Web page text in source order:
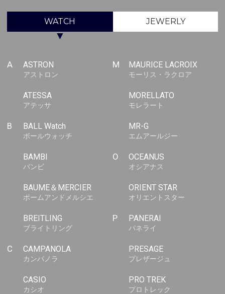
WATCH JEWERLY
▼
A ASTRON
アストロン
ATESSA
アテッサ
B BALL Watch
ボールウォッチ
BAMBI
バンビ
BAUME＆MERCIER
ボームアンドメルシエ
BREITLING
ブライトリング
C CAMPANOLA
カンパノラ
CASIO
カシオ
M MAURICE LACROIX
モーリス・ラクロア
MORELLATO
モレラート
MR-G
エムアールジー
O OCEANUS
オシアナス
ORIENT STAR
オリエントスター
P PANERAI
パネライ
PRESAGE
プレザージュ
PRO TREK
プロトレック